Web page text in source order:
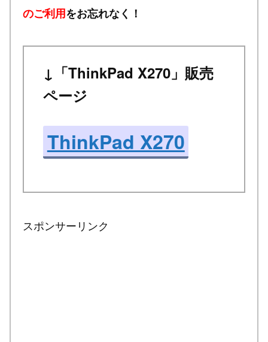
のご利用をお忘れなく！
↓「ThinkPad X270」販売
ページ
ThinkPad X270
スポンサーリンク